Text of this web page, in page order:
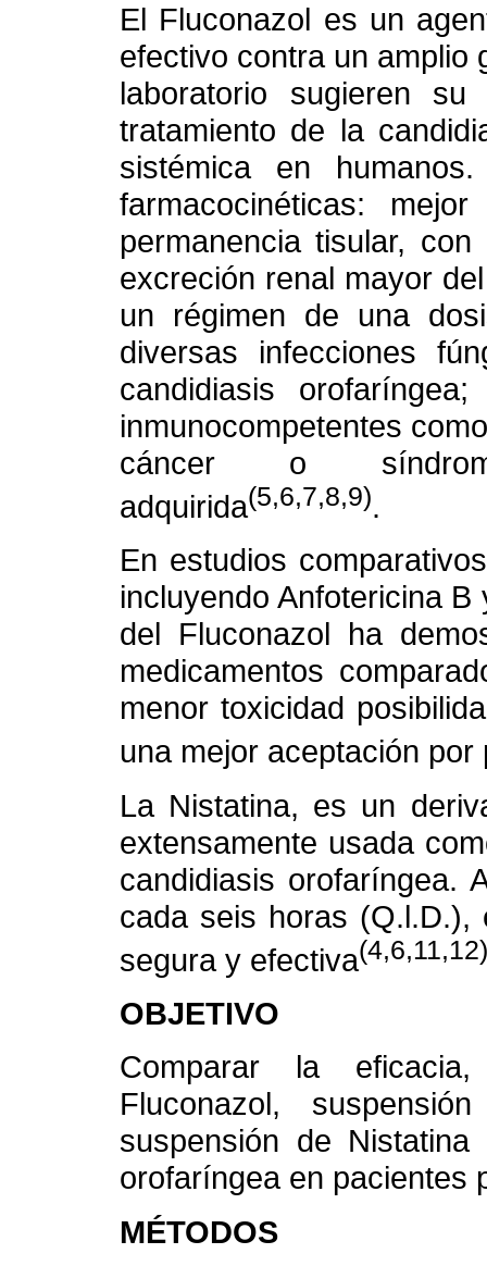
El Fluconazol es un
efectivo contra un amplio
laboratorio sugieren
tratamiento de la
sistémica en
farmacocinéticas:
permanencia tisular,
excreción renal mayor
un régimen de una
diversas infecciones
candidiasis
inmunocompetentes
cáncer o
adquirida(5,6,7,8,9).
En estudios
incluyendo Anfotericina
del Fluconazol ha
medicamentos
menor toxicidad
una mejor aceptación por
La Nistatina, es un
extensamente usada
candidiasis orofaríngea.
cada seis horas (Q.l.D.),
segura y efectiva(4,6,11,12)
OBJETIVO
Comparar la
Fluconazol,
suspensión de
orofaríngea en pacientes
MÉTODOS